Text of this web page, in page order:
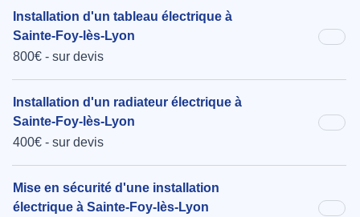
Installation d'un tableau électrique à
Sainte-Foy-lès-Lyon
800€ - sur devis
Installation d'un radiateur électrique à
Sainte-Foy-lès-Lyon
400€ - sur devis
Mise en sécurité d'une installation
électrique à Sainte-Foy-lès-Lyon